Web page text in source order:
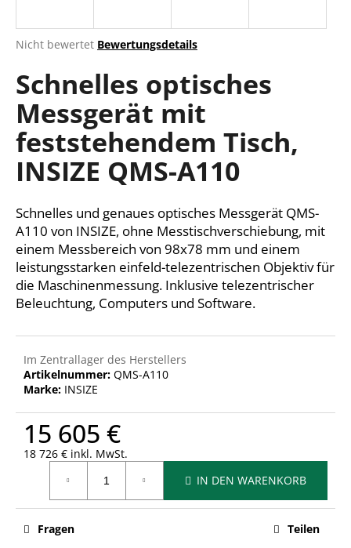
Die
Produktbewertung
ist
0,0
von
5
Sternen.
Nicht bewertet Bewertungsdetails
Schnelles optisches
Messgerät mit
feststehendem Tisch,
INSIZE QMS-A110
Schnelles und genaues optisches Messgerät QMS-
A110 von INSIZE, ohne Messtischverschiebung, mit
einem Messbereich von 98x78 mm und einem
leistungsstarken einfeld-telezentrischen Objektiv für
die Maschinenmessung. Inklusive telezentrischer
Beleuchtung, Computers und Software.
Im Zentrallager des Herstellers
Artikelnummer: QMS-A110
Marke: INSIZE
15 605 €
18 726 € inkl. MwSt.
IN DEN WARENKORB
Fragen Teilen
W
i
r
e
p
f
e
h
l
e